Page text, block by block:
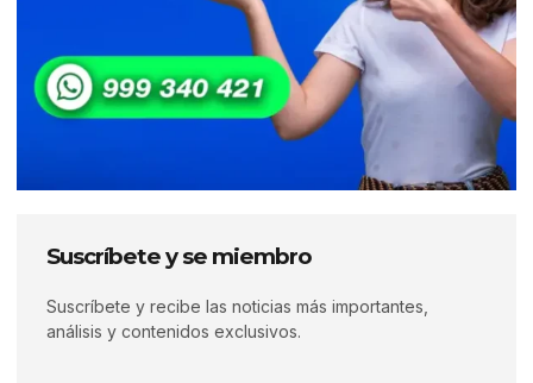
Suscríbete y se miembro
Suscríbete y recibe las noticias más importantes,
análisis y contenidos exclusivos.